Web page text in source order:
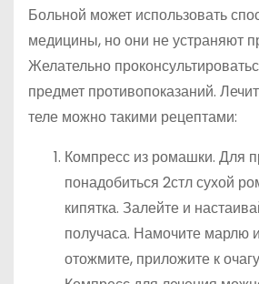
Больной может использовать
медицины, но они не устраняют
Желательно
предмет противопоказаний.
теле можно такими рецептами:
Компресс из ромашки. Для
понадобиться 2стл сухой
кипятка. Залейте и
получаса. Намочите марлю
отожмите, приложите к